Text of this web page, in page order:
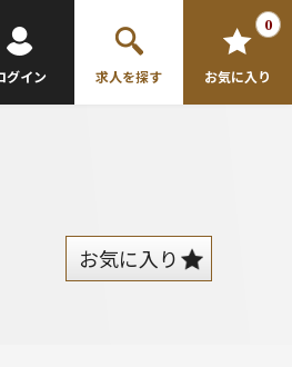
グイン 求人を探す お気に入り
0
お気に入り